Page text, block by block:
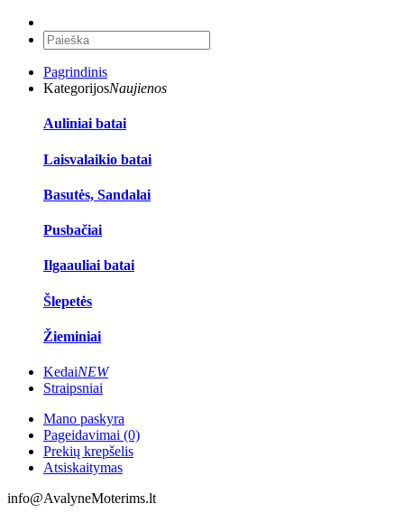
Pagrindinis
KategorijosNaujienos
Auliniai batai
Laisvalaikio batai
Basutės, Sandalai
Pusbačiai
Ilgaauliai batai
Šlepetės
Žieminiai
KedaiNEW
Straipsniai
Mano paskyra
Pageidavimai (0)
Prekių krepšelis
Atsiskaitymas
info@AvalyneMoterims.lt